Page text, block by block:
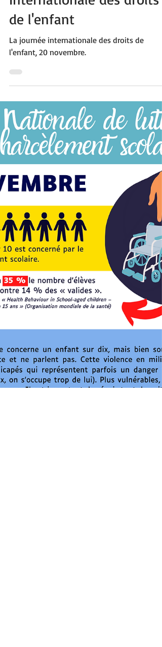
20 nov. 2022 1 min de lecture
20 novembre • Journée
Internationale des droits
de l'enfant
La journée internationale des droits de
l'enfant, 20 novembre.